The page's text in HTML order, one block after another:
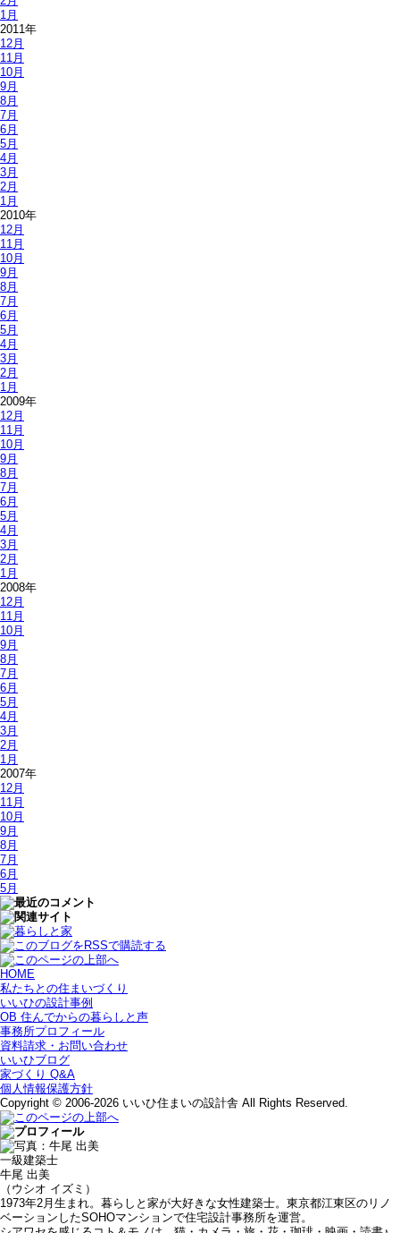
1月
2011年
12月
11月
10月
9月
8月
7月
6月
5月
4月
3月
2月
1月
2010年
12月
11月
10月
9月
8月
7月
6月
5月
4月
3月
2月
1月
2009年
12月
11月
10月
9月
8月
7月
6月
5月
4月
3月
2月
1月
2008年
12月
11月
10月
9月
8月
7月
6月
5月
4月
3月
2月
1月
2007年
12月
11月
10月
9月
8月
7月
6月
5月
HOME
私たちとの住まいづくり
いいひの設計事例
OB 住んでからの暮らしと声
事務所プロフィール
資料請求・お問い合わせ
いいひブログ
家づくり Q&A
個人情報保護方針
Copyright © 2006-2026 いいひ住まいの設計舎 All Rights Reserved.
一級建築士
牛尾 出美
（ウシオ イズミ）
1973年2月生まれ。暮らしと家が大好きな女性建築士。東京都江東区のリノ
ベーションしたSOHOマンションで住宅設計事務所を運営。